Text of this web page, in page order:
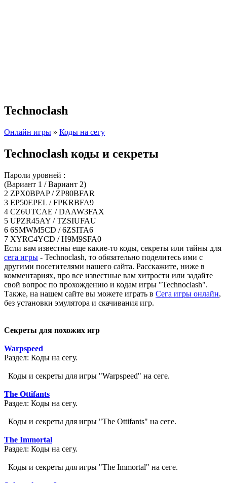
Technoclash
Онлайн игры » Коды на сегу
Technoclash коды и секреты
Пароли уровней :
(Вариант 1 / Вариант 2)
2 ZPX0BPAP / ZP80BFAR
3 EP50EPEL / FPKRBFA9
4 CZ6UTCAE / DAAW3FAX
5 UPZR45AY / TZSIUFAU
6 6SMWM5CD / 6ZSITA6
7 XYRC4YCD / H9M9SFA0
Если вам известны еще какие-то коды, секреты или тайны для
сега игры - Technoclash, то обязательно поделитесь ими с
другими посетителями нашего сайта. Расскажите, ниже в
комментариях, про все известные вам хитрости или задайте
свой вопрос по прохождению и кодам игры "Technoclash".
Также, на нашем сайте вы можете играть в Сега игры онлайн,
без установки эмулятора и скачивания игр.
Секреты для похожих игр
Warpspeed
Раздел: Коды на сегу.
Коды и секреты для игры "Warpspeed" на сеге.
The Ottifants
Раздел: Коды на сегу.
Коды и секреты для игры "The Ottifants" на сеге.
The Immortal
Раздел: Коды на сегу.
Коды и секреты для игры "The Immortal" на сеге.